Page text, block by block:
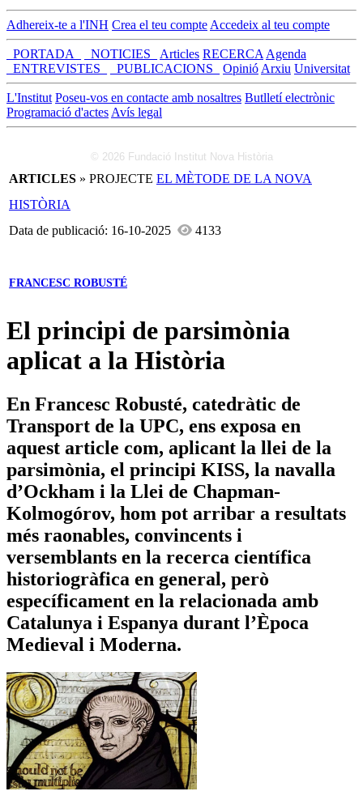
Adhereix-te a l'INH Crea el teu compte Accedeix al teu compte
_PORTADA_ _NOTICIES_ Articles RECERCA Agenda
_ENTREVISTES_
_PUBLICACIONS_ Opinió Arxiu Universitat
L'Institut Poseu-vos en contacte amb nosaltres Butlletí electrònic
Programació d'actes Avís legal
© 2026 Fundació Institut Nova Història
ARTICLES » PROJECTE EL MÈTODE DE LA NOVA
HISTÒRIA
Data de publicació: 16-10-2025
4133
FRANCESC ROBUSTÉ
El principi de parsimònia
aplicat a la Història
En Francesc Robusté, catedràtic de
Transport de la UPC, ens exposa en
aquest article com, aplicant la llei de la
parsimònia, el principi KISS, la navalla
d’Ockham i la Llei de Chapman-
Kolmogórov, hom pot arribar a resultats
més raonables, convincents i
versemblants en la recerca científica
historiogràfica en general, però
específicament en la relacionada amb
Catalunya i Espanya durant l’Època
Medieval i Moderna.